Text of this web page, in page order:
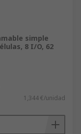
simple
8 I/O, 62
1,344 €/unidad